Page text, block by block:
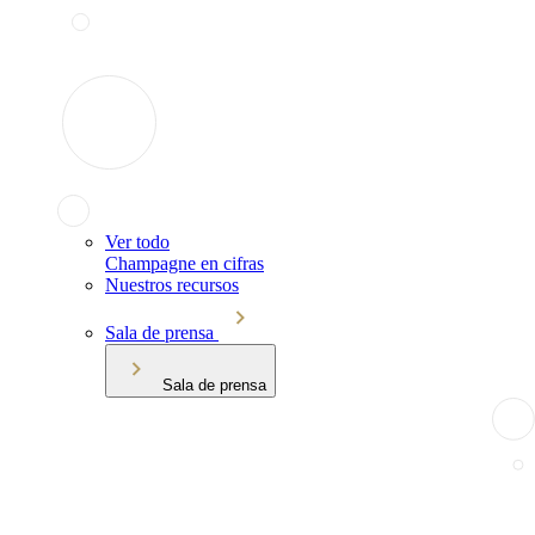
Ver todo
Champagne en cifras
Nuestros recursos
Sala de prensa
Sala de prensa